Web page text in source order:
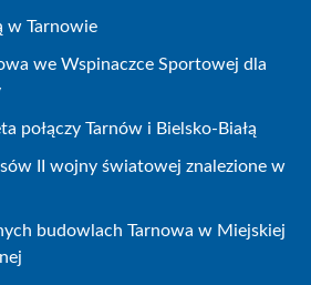
w Tarnowie
we Wspinaczce Sportowej dla
połączy Tarnów i Bielsko-Białą
II wojny światowej znalezione w
budowlach Tarnowa w Miejskiej